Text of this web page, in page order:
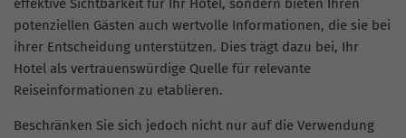
effektive Sichtbarkeit für Ihr Hotel, sondern bieten Ihren
potenziellen Gästen auch wertvolle Informationen, die sie bei
ihrer Entscheidung unterstützen. Dies trägt dazu bei, Ihr
Hotel als vertrauenswürdige Quelle für relevante
Reiseinformationen zu etablieren.
Beschränken Sie sich jedoch nicht nur auf die Verwendung